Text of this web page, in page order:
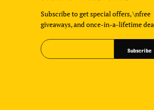
Subscribe to get special offers, \nfree
giveaways, and once-in-a-lifetime
Subscribe